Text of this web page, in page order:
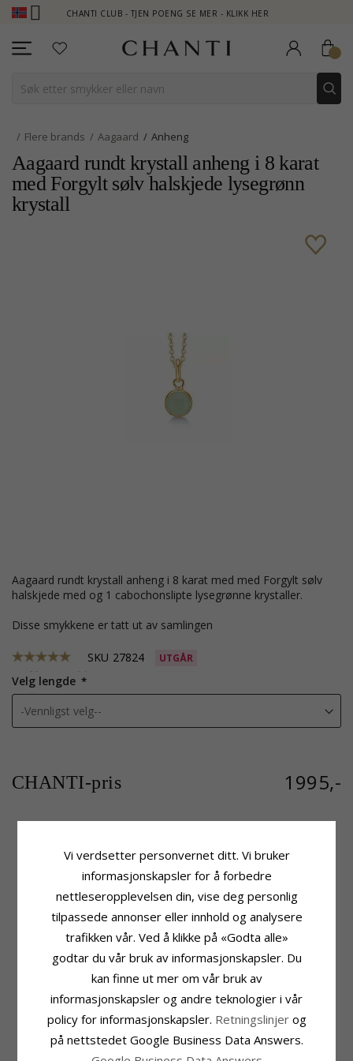
CHANTI CLUB - TJEN POENG SE MER - KLIKK HER
Flere brands Aagaard Anheng
Aagaard rundt krystall anheng i 8 karat
med Forgylt sølv halskjede lysegrønn
krystall
Aagaard rundt krystall anheng i 8 karat med med Forgylt sølv
halskjede med og 1 cabochonslipte lysegrønne krystaller.
Disse smykkene er tatt ut av samlingen
SKU 27824 UTGÅR
Velg lengde
CHANTI-pris 1995,-
Produktinformasjon
Aagaard
Krystall
Anheng
Edelmetall:8 Karat
Edelmetall: Forgylt Sølv Halskjede
Blank
Stein
Antall:1
Farge: Lysegrønn
Stein: Krystall
Størrelse
Høyde:12,0 mm
Diameter: 7,0 mm
Leveringstid
Leveringstid:Ca. 5-10 Hverdager
MEST POPULÆRE PRODUKTER I
Vi verdsetter personvernet ditt. Vi bruker
informasjonskapsler for å forbedre
nettleseropplevelsen din, vise deg personlig
tilpassede annonser eller innhold og analysere
trafikken vår. Ved å klikke på «Godta alle»
godtar du vår bruk av informasjonskapsler. Du
kan finne ut mer om vår bruk av
informasjonskapsler og andre teknologier i vår
policy for informasjonskapsler. Retningslinjer og
på nettstedet Google Business Data Answers.